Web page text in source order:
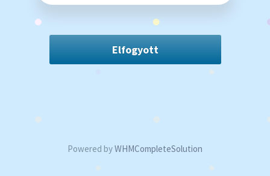
Elfogyott
Powered byWHMCompleteSolution